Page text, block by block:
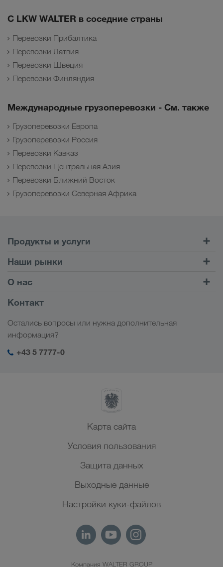
С LKW WALTER в соседние страны
Перевозки Прибалтика
Перевозки Латвия
Перевозки Швеция
Перевозки Финляндия
Международные грузоперевозки - См. также
Грузоперевозки Европа
Грузоперевозки Россия
Перевозки Кавказ
Перевозки Центральная Азия
Перевозки Ближний Восток
Грузоперевозки Северная Африка
Продукты и услуги
Автомобильные перевозки
Клиентский портал CONNECT
Цифровые решения
Мой вход в систему LKW WALTER
Наши рынки
Европа
Кавказ
Центральная Азия
Ближний Восток
Северная Африка
О нас
Информация о компании
Социальная ответственность
Контакт
Остались вопросы или нужна дополнительная
информация?
+43 5 7777-0
Карта сайта
Условия пользования
Защита данных
Выходные данные
Настройки куки-файлов
Компания WALTER GROUP